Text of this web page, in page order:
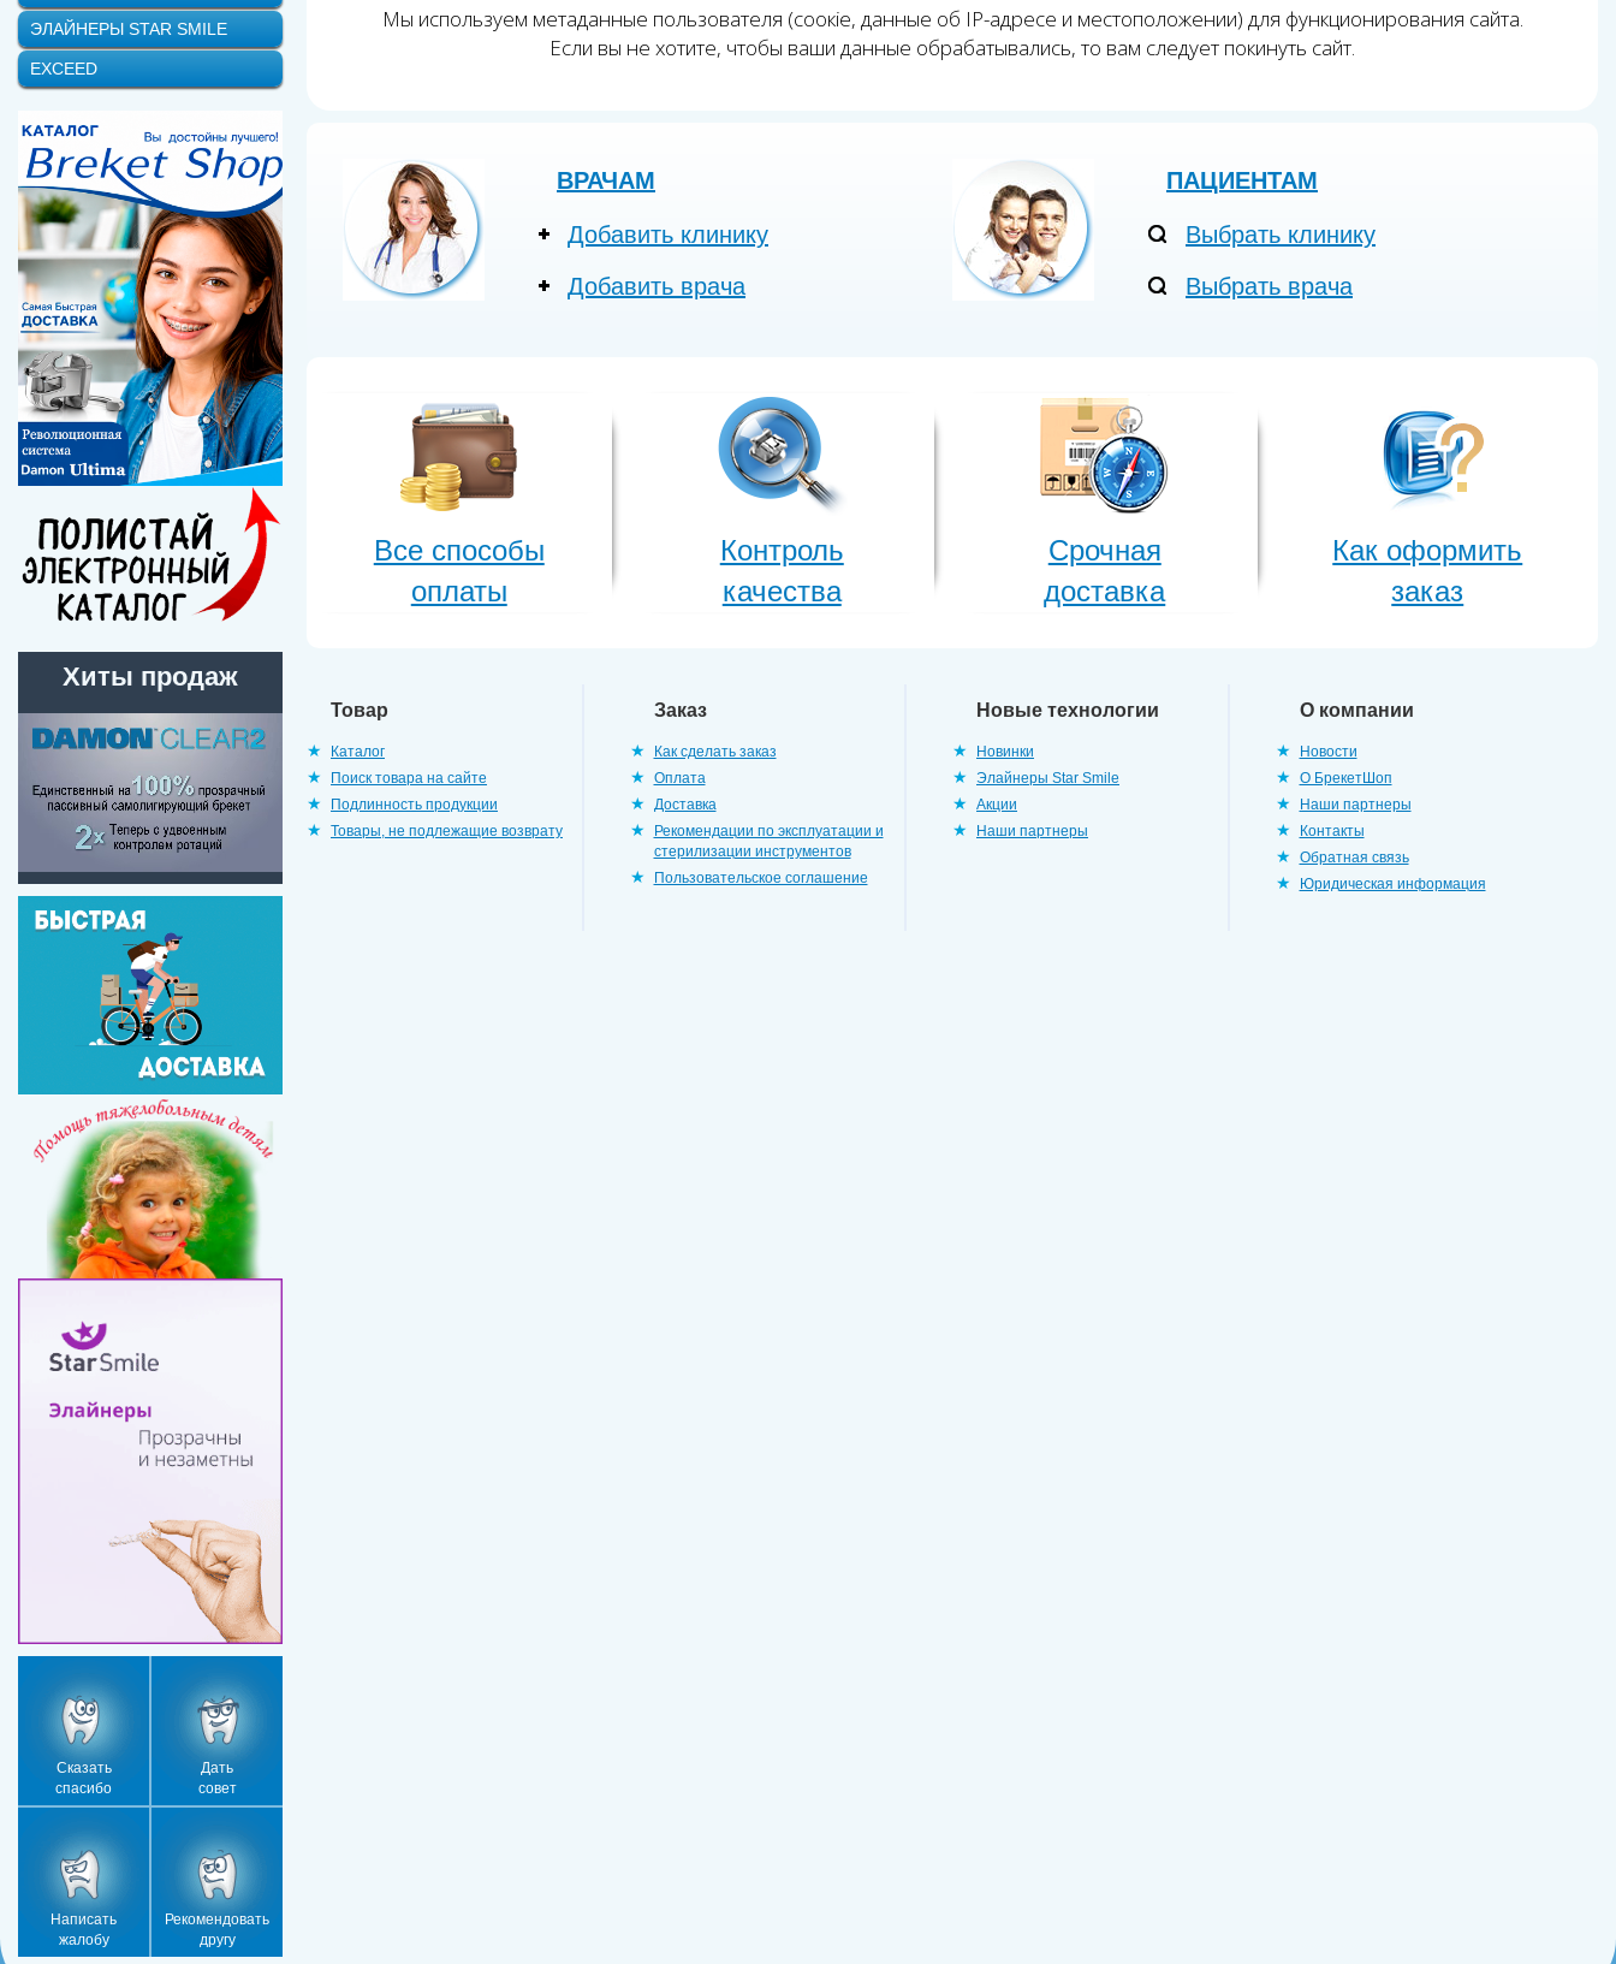
Мы используем метаданные пользователя (соокіе, данные об IP-адресе и местоположении) для функционирования сайта.
Если вы не хотите, чтобы ваши данные обрабатывались, то вам следует покинуть сайт.
ВРАЧАМ
Добавить клинику
Добавить врача
ПАЦИЕНТАМ
Выбрать клинику
Выбрать врача
Все способы
оплаты
Контроль
качества
Срочная
доставка
Как оформить
заказ
Товар
Каталог
Поиск товара на сайте
Подлинность продукции
Товары, не подлежащие возврату
Заказ
Как сделать заказ
Оплата
Доставка
Рекомендации по эксплуатации и
стерилизации инструментов
Пользовательское соглашение
Новые технологии
Новинки
Элайнеры Star Smile
Акции
Наши партнеры
О компании
Новости
О БрекетШоп
Наши партнеры
Контакты
Обратная связь
Юридическая информация
ЭЛАЙНЕРЫ STAR SMILE
EXCEED
Хиты продаж
Сказать
спасибо
Дать
совет
Написать
жалобу
Рекомендовать
другу